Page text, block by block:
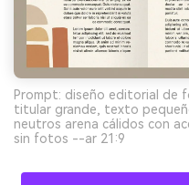
Prompt: diseño editorial de
titular grande, texto
neutros arena cálidos con
sin fotos --ar 21:9